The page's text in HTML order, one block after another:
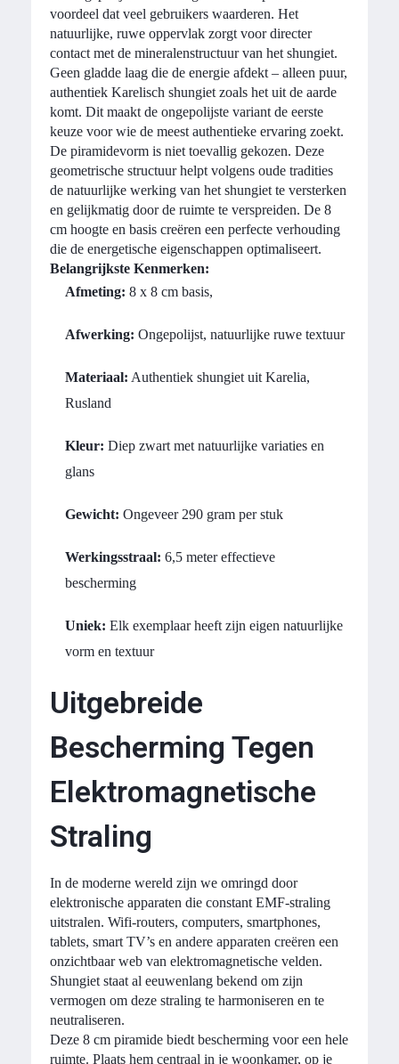
voordeel dat veel gebruikers waarderen. Het
natuurlijke, ruwe oppervlak zorgt voor directer
contact met de mineralenstructuur van het shungiet.
Geen gladde laag die de energie afdekt – alleen puur,
authentiek Karelisch shungiet zoals het uit de aarde
komt. Dit maakt de ongepolijste variant de eerste
keuze voor wie de meest authentieke ervaring zoekt.
De piramidevorm is niet toevallig gekozen. Deze
geometrische structuur helpt volgens oude tradities
de natuurlijke werking van het shungiet te versterken
en gelijkmatig door de ruimte te verspreiden. De 8
cm hoogte en basis creëren een perfecte verhouding
die de energetische eigenschappen optimaliseert.
Belangrijkste Kenmerken:
Afmeting: 8 x 8 cm basis,
Afwerking: Ongepolijst, natuurlijke ruwe textuur
Materiaal: Authentiek shungiet uit Karelia,
Rusland
Kleur: Diep zwart met natuurlijke variaties en
glans
Gewicht: Ongeveer 290 gram per stuk
Werkingsstraal: 6,5 meter effectieve
bescherming
Uniek: Elk exemplaar heeft zijn eigen natuurlijke
vorm en textuur
Uitgebreide
Bescherming Tegen
Elektromagnetische
Straling
In de moderne wereld zijn we omringd door
elektronische apparaten die constant EMF-straling
uitstralen. Wifi-routers, computers, smartphones,
tablets, smart TV’s en andere apparaten creëren een
onzichtbaar web van elektromagnetische velden.
Shungiet staat al eeuwenlang bekend om zijn
vermogen om deze straling te harmoniseren en te
neutraliseren.
Deze 8 cm piramide biedt bescherming voor een hele
ruimte. Plaats hem centraal in je woonkamer, op je